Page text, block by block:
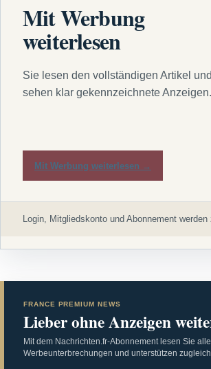
Mit Werbung
weiterlesen
Sie lesen den vollständigen Artikel und
sehen klar gekennzeichnete Anzeigen.
Mit Werbung weiterlesen →
Login, Mitgliedskonto und Abonnement
FRANCE PREMIUM NEWS
Lieber ohne Anzeigen
Mit dem Nachrichten.fr-Abonnement lesen Sie
Werbeunterbrechungen und unterstützen